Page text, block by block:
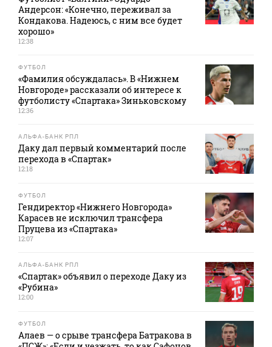
Андерсон: «Конечно, переживал за
Кондакова. Надеюсь, с ним все будет
хорошо»
12:38
ФУТБОЛ
«Фамилия обсуждалась». В «Нижнем
Новгороде» рассказали об интересе к
футболисту «Спартака» Зиньковскому
12:36
АЛЬФА-БАНК РПЛ
Даку дал первый комментарий после
перехода в «Спартак»
12:18
ФУТБОЛ
Гендиректор «Нижнего Новгорода»
Карасев не исключил трансфера
Пруцева из «Спартака»
12:07
АЛЬФА-БАНК РПЛ
«Спартак» объявил о переходе Даку из
«Рубина»
12:00
ФУТБОЛ
Алаев — о срыве трансфера Батракова в